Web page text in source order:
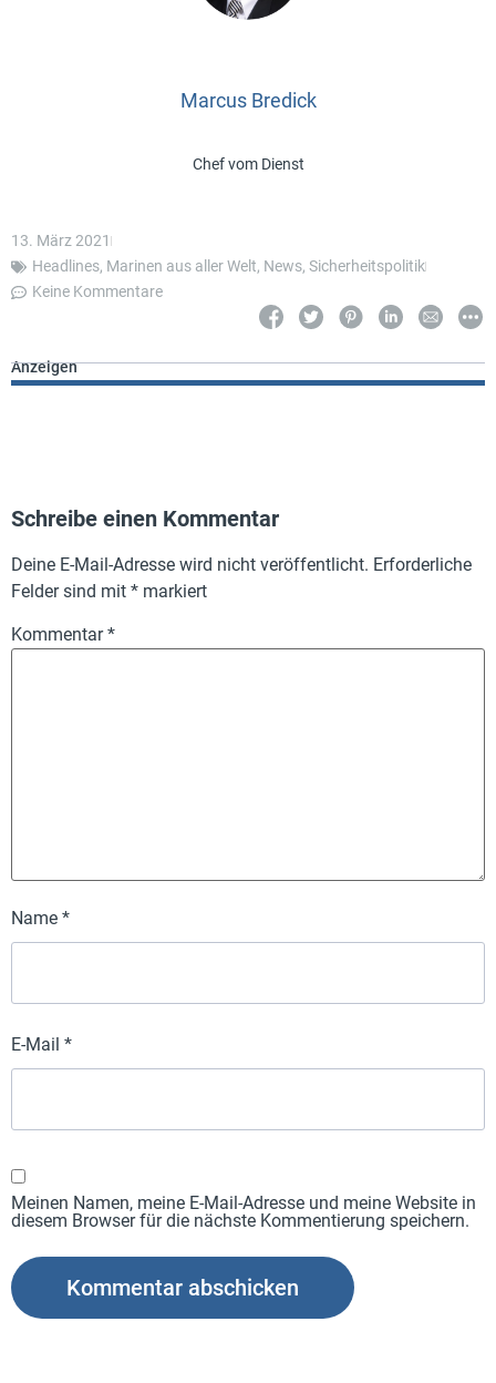
Marcus Bredick
Chef vom Dienst
13. März 2021
Headlines, Marinen aus aller Welt, News, Sicherheitspolitik
Keine Kommentare
Anzeigen
Schreibe einen Kommentar
Deine E-Mail-Adresse wird nicht veröffentlicht. Erforderliche
Felder sind mit * markiert
Kommentar*
Name *
E-Mail *
Meinen Namen, meine E-Mail-Adresse und meine Website in
diesem Browser für die nächste Kommentierung speichern.